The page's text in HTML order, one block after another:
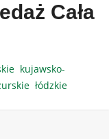
Cała
kujawsko-
łódzkie